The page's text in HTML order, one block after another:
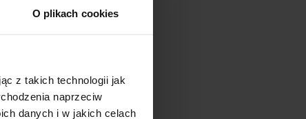
O plikach cookies
z takich technologii jak
naprzeciw
danych i w jakich celach